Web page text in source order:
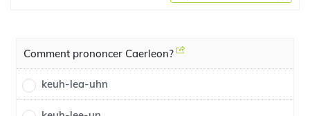
Comment prononcer Caerleon?
keuh-lea-uhn